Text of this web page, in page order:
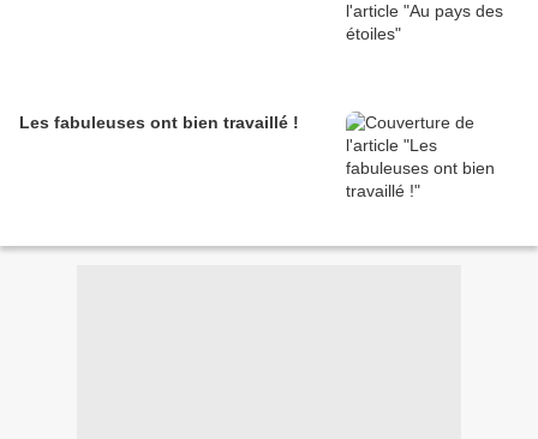
Les fabuleuses ont bien travaillé !